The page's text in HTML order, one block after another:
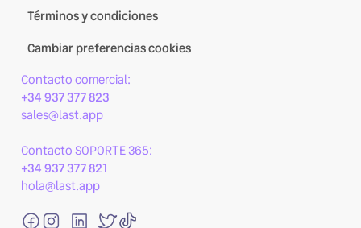
Términos y condiciones
Cambiar preferencias cookies
Contacto comercial:
+34 937 377 823
sales@last.app
Contacto SOPORTE 365:
+34 937 377 821
hola@last.app